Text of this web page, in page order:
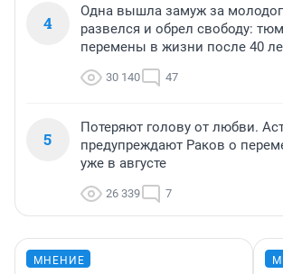
4
Одна вышла замуж за
развелся и обрел свободу:
перемены в жизни после 40
30 140 47
5
Потеряют голову от любви.
предупреждают Раков о
уже в августе
26 339 7
МНЕНИЕ